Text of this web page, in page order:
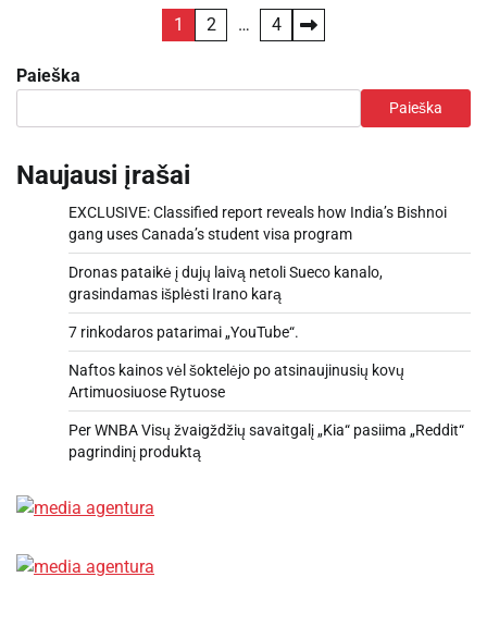
pagination
1 2 … 4
Paieška
Paieška
Naujausi įrašai
EXCLUSIVE: Classified report reveals how India’s Bishnoi
gang uses Canada’s student visa program
Dronas pataikė į dujų laivą netoli Sueco kanalo,
grasindamas išplėsti Irano karą
7 rinkodaros patarimai „YouTube“.
Naftos kainos vėl šoktelėjo po atsinaujinusių kovų
Artimuosiuose Rytuose
Per WNBA Visų žvaigždžių savaitgalį „Kia“ pasiima „Reddit“
pagrindinį produktą